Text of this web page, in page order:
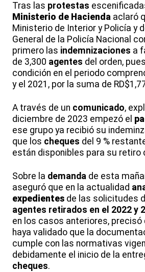
Tras las protestas
Ministerio de Hacienda aclaró
Ministerio de Interior y Policía y
General de la Policía Nacional
primero las indemnizaciones a
de 3,300 agentes del orden,
condición en el periodo
y el 2021, por la suma de
A través de un comunicado,
diciembre de 2023 empezó el
ese grupo ya recibió su
que los cheques del 9 %
están disponibles para su retiro
Sobre la demanda de esta
aseguró que en la actualidad
expedientes de las solicitudes
agentes retirados en el 2022 y
en los casos anteriores, precisó
haya validado que la
cumple con las normativas
debidamente el inicio de la
cheques.